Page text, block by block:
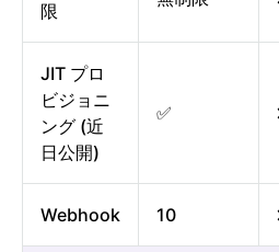
限
JIT プロ
ビジョニ
ング (近
日公開)
✅
Webhook 10